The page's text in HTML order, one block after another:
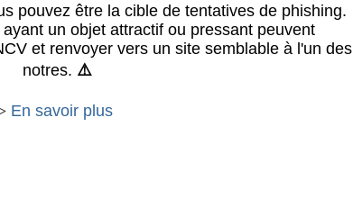
pouvez être la cible de tentatives de phishing.
un objet attractif ou pressant peuvent
et renvoyer vers un site semblable à l'un des
notres. ⚠️
En savoir plus